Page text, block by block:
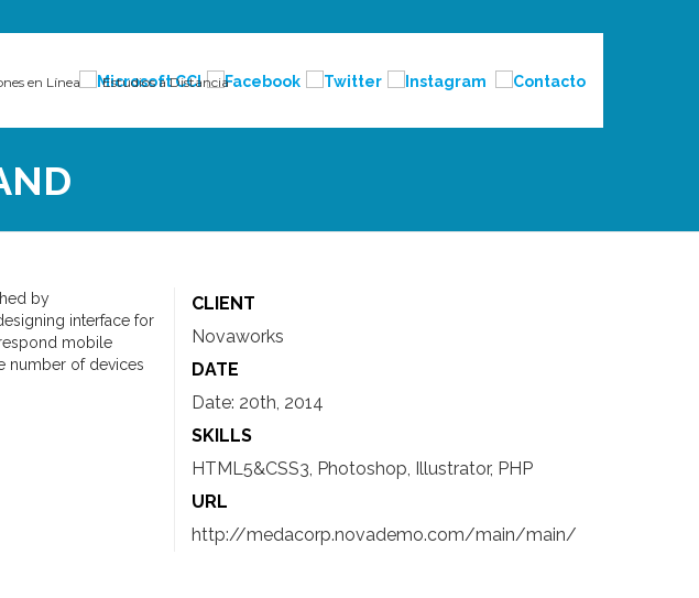
en Línea Estudios a Distancia
by
interface for
mobile
number of devices
CLIENT
Novaworks
DATE
Date: 20th, 2014
SKILLS
HTML5&CSS3, Photoshop, Illustrator, PHP
URL
http://medacorp.novademo.com/main/main/